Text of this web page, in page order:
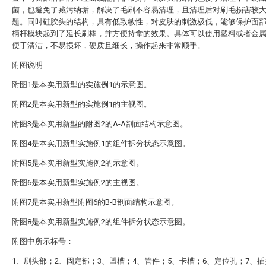
菌，也避免了藏污纳垢，解决了毛刷不容易清理，且清理后对刷毛损害较
题。同时硅胶头的结构，具有低致敏性，对皮肤的刺激极低，能够保护面部
柄杆模块起到了延长刷棒，并方便持拿的效果。具体可以使用塑料或者金属
便于清洁，不易损坏，硬质且细长，操作起来非常顺手。
附图说明
附图1是本实用新型的实施例1的示意图。
附图2是本实用新型的实施例1的主视图。
附图3是本实用新型的附图2的A-A剖面结构示意图。
附图4是本实用新型实施例1的组件拆分状态示意图。
附图5是本实用新型实施例2的示意图。
附图6是本实用新型实施例2的主视图。
附图7是本实用新型附图6的B-B剖面结构示意图。
附图8是本实用新型实施例2的组件拆分状态示意图。
附图中所示标号：
1、刷头部；2、固定部；3、凹槽；4、管件；5、卡槽；6、定位孔；7、插